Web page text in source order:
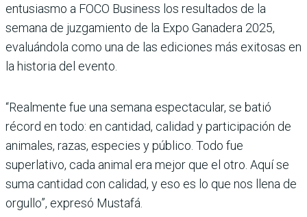
entusiasmo a FOCO Business los resultados de la
semana de juzgamiento de la Expo Ganadera 2025,
evaluán­dola como una de las ediciones más exitosas en
la historia del evento.
“Realmente fue una semana espectacular, se batió
récord en todo: en cantidad, calidad y participación de
anima­les, razas, especies y público. Todo fue
superlativo, cada animal era mejor que el otro. Aquí se
suma can­tidad con calidad, y eso es lo que nos llena de
orgullo”, expresó Mustafá.